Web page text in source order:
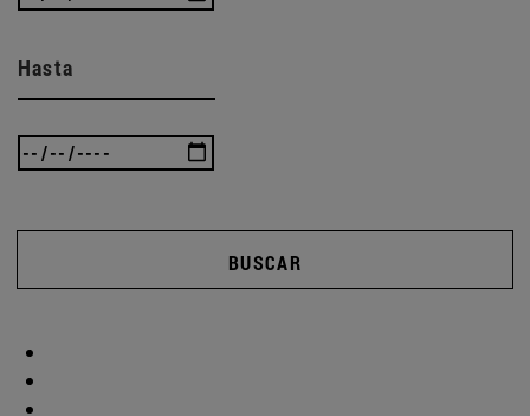
Hasta
BUSCAR